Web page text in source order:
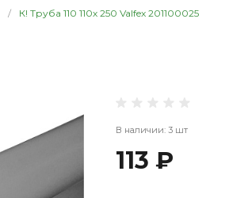
/ К! Труба 110 110х 250 Valfex 201100025
В наличии: 3 шт
113 ₽